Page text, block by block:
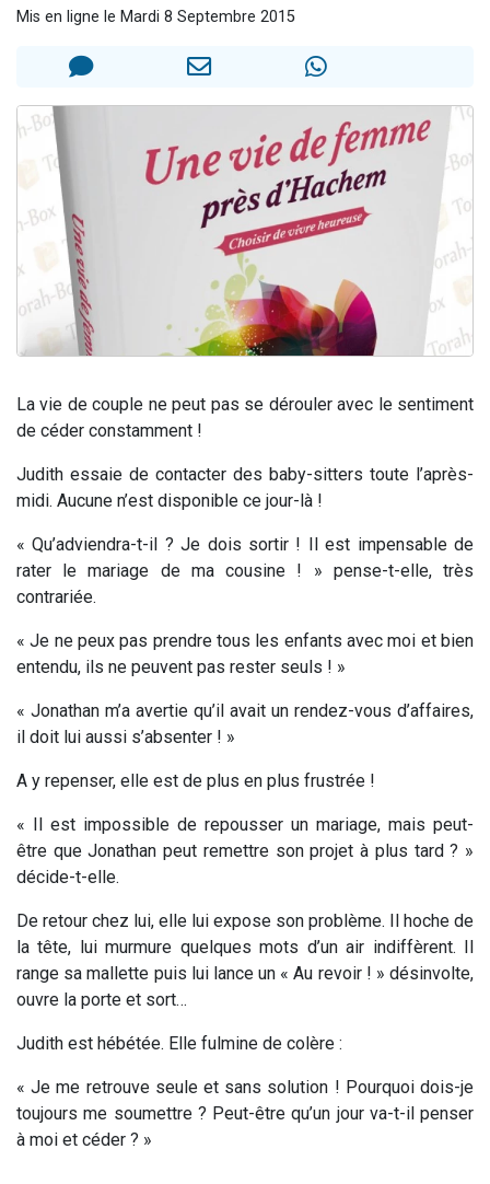
12 nouvelles musiques dans Torah-Box Music
29 personnes viennent de demander une bénédiction
Mis en ligne le Mardi 8 Septembre 2015
La vie de couple ne peut pas se dérouler avec le sentiment
de céder constamment !
Judith essaie de contacter des baby-sitters toute l’après-
midi. Aucune n’est disponible ce jour-là !
« Qu’adviendra-t-il ? Je dois sortir ! Il est impensable de
rater le mariage de ma cousine ! » pense-t-elle, très
contrariée.
« Je ne peux pas prendre tous les enfants avec moi et bien
entendu, ils ne peuvent pas rester seuls ! »
« Jonathan m’a avertie qu’il avait un rendez-vous d’affaires,
il doit lui aussi s’absenter ! »
A y repenser, elle est de plus en plus frustrée !
« Il est impossible de repousser un mariage, mais peut-
être que Jonathan peut remettre son projet à plus tard ? »
décide-t-elle.
De retour chez lui, elle lui expose son problème. Il hoche de
la tête, lui murmure quelques mots d’un air indiffèrent. Il
range sa mallette puis lui lance un « Au revoir ! » désinvolte,
ouvre la porte et sort…
Judith est hébétée. Elle fulmine de colère :
« Je me retrouve seule et sans solution ! Pourquoi dois-je
toujours me soumettre ? Peut-être qu’un jour va-t-il penser
à moi et céder ? »